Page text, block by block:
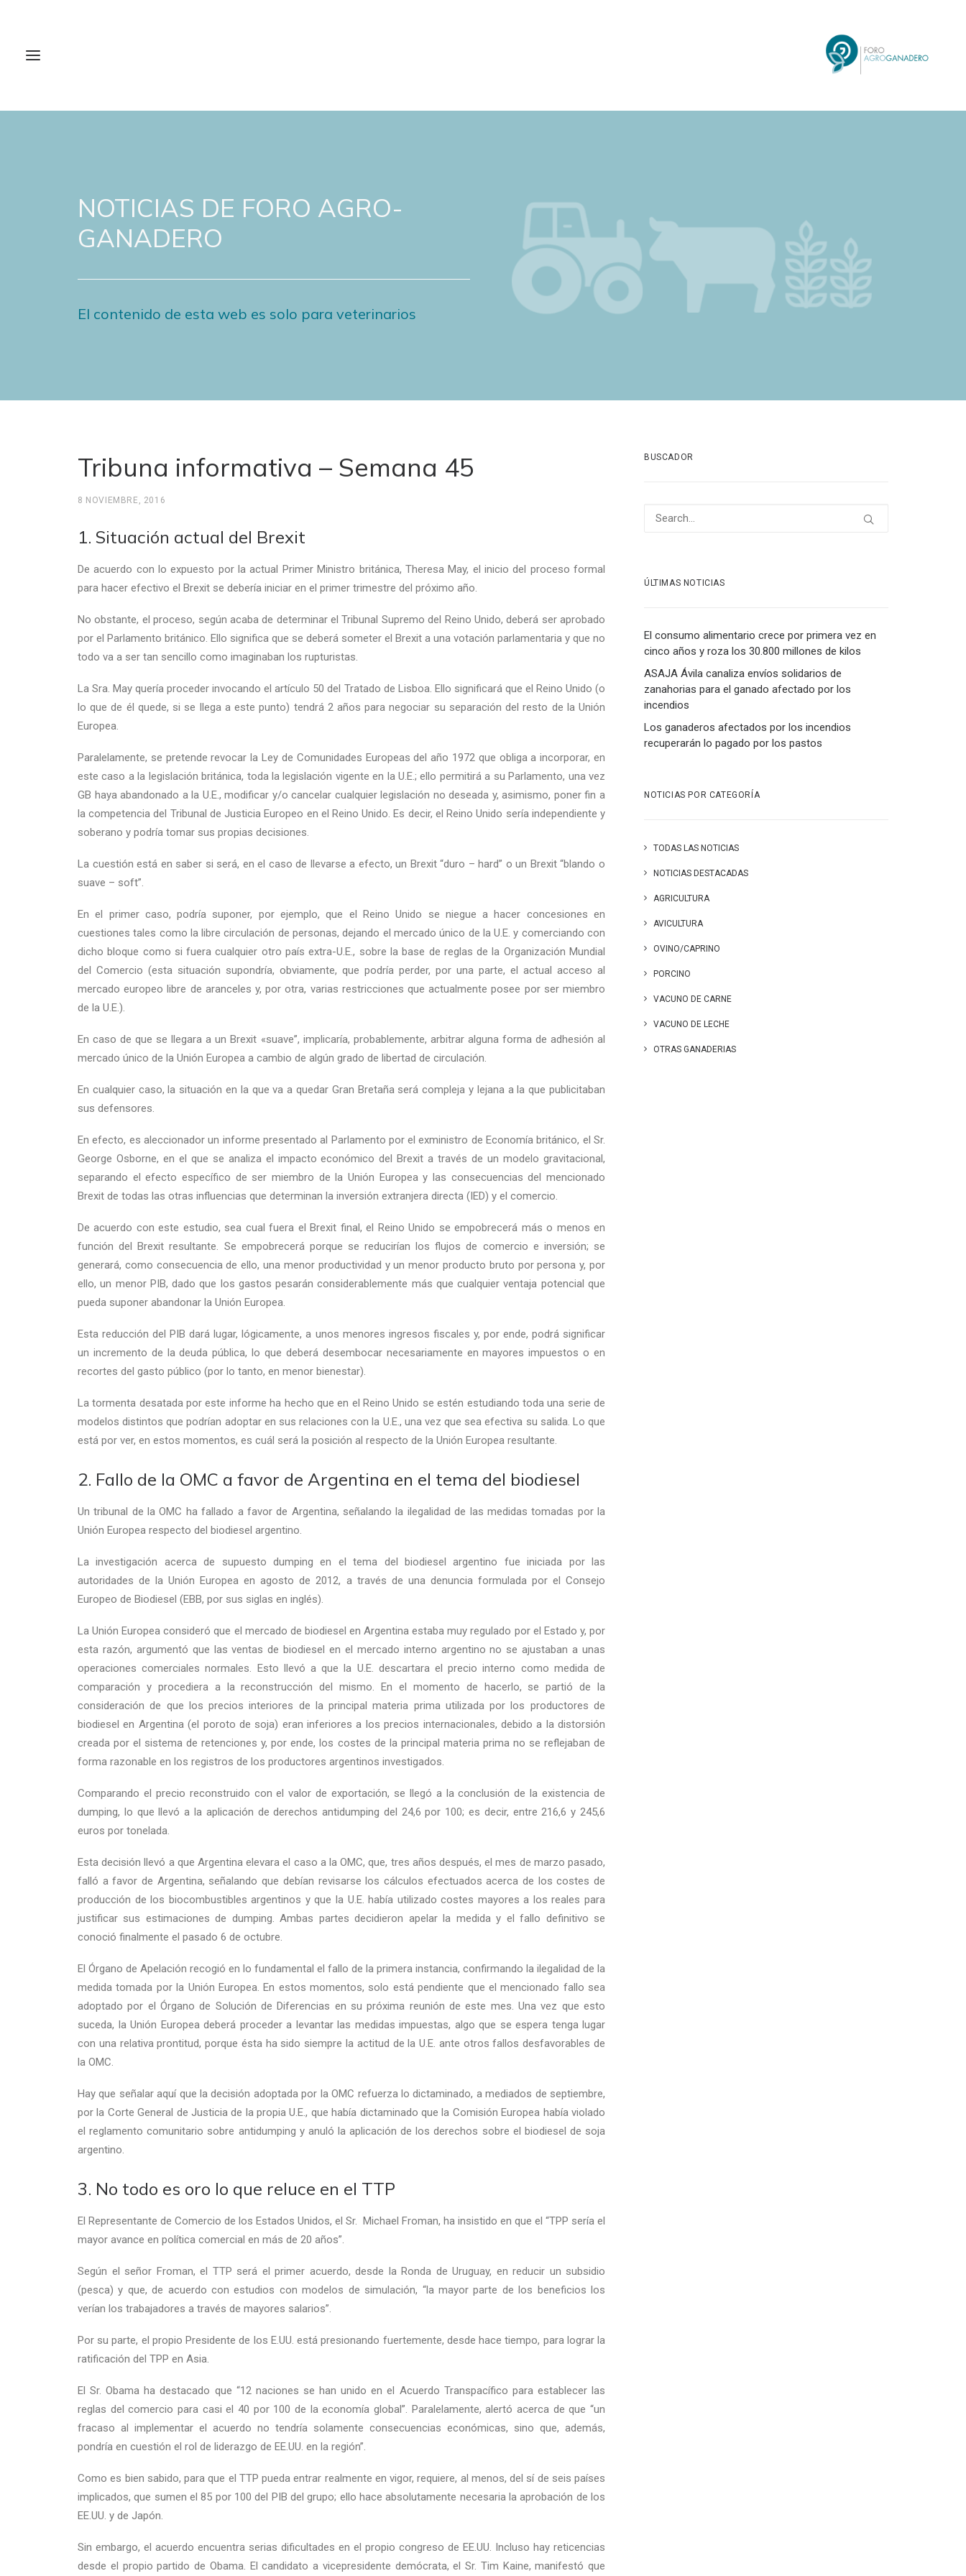
NOTICIAS DE FORO AGRO-
GANADERO
El contenido de esta web es solo para veterinarios
Tribuna informativa – Semana 45
8 NOVIEMBRE, 2016
1. Situación actual del Brexit
De acuerdo con lo expuesto por la actual Primer Ministro británica, Theresa May, el inicio del proceso formal
para hacer efectivo el Brexit se debería iniciar en el primer trimestre del próximo año.
No obstante, el proceso, según acaba de determinar el Tribunal Supremo del Reino Unido, deberá ser aprobado
por el Parlamento británico. Ello significa que se deberá someter el Brexit a una votación parlamentaria y que no
todo va a ser tan sencillo como imaginaban los rupturistas.
La Sra. May quería proceder invocando el artículo 50 del Tratado de Lisboa. Ello significará que el Reino Unido (o
lo que de él quede, si se llega a este punto) tendrá 2 años para negociar su separación del resto de la Unión
Europea.
Paralelamente, se pretende revocar la Ley de Comunidades Europeas del año 1972 que obliga a incorporar, en
este caso a la legislación británica, toda la legislación vigente en la U.E.; ello permitirá a su Parlamento, una vez
GB haya abandonado a la U.E., modificar y/o cancelar cualquier legislación no deseada y, asimismo, poner fin a
la competencia del Tribunal de Justicia Europeo en el Reino Unido. Es decir, el Reino Unido sería independiente y
soberano y podría tomar sus propias decisiones.
La cuestión está en saber si será, en el caso de llevarse a efecto, un Brexit “duro – hard” o un Brexit “blando o
suave – soft”.
En el primer caso, podría suponer, por ejemplo, que el Reino Unido se niegue a hacer concesiones en
cuestiones tales como la libre circulación de personas, dejando el mercado único de la U.E. y comerciando con
dicho bloque como si fuera cualquier otro país extra-U.E., sobre la base de reglas de la Organización Mundial
del Comercio (esta situación supondría, obviamente, que podría perder, por una parte, el actual acceso al
mercado europeo libre de aranceles y, por otra, varias restricciones que actualmente posee por ser miembro
de la U.E.).
En caso de que se llegara a un Brexit «suave”, implicaría, probablemente, arbitrar alguna forma de adhesión al
mercado único de la Unión Europea a cambio de algún grado de libertad de circulación.
En cualquier caso, la situación en la que va a quedar Gran Bretaña será compleja y lejana a la que publicitaban
sus defensores.
En efecto, es aleccionador un informe presentado al Parlamento por el exministro de Economía británico, el Sr.
George Osborne, en el que se analiza el impacto económico del Brexit a través de un modelo gravitacional,
separando el efecto específico de ser miembro de la Unión Europea y las consecuencias del mencionado
Brexit de todas las otras influencias que determinan la inversión extranjera directa (IED) y el comercio.
De acuerdo con este estudio, sea cual fuera el Brexit final, el Reino Unido se empobrecerá más o menos en
función del Brexit resultante. Se empobrecerá porque se reducirían los flujos de comercio e inversión; se
generará, como consecuencia de ello, una menor productividad y un menor producto bruto por persona y, por
ello, un menor PIB, dado que los gastos pesarán considerablemente más que cualquier ventaja potencial que
pueda suponer abandonar la Unión Europea.
Esta reducción del PIB dará lugar, lógicamente, a unos menores ingresos fiscales y, por ende, podrá significar
un incremento de la deuda pública, lo que deberá desembocar necesariamente en mayores impuestos o en
recortes del gasto público (por lo tanto, en menor bienestar).
La tormenta desatada por este informe ha hecho que en el Reino Unido se estén estudiando toda una serie de
modelos distintos que podrían adoptar en sus relaciones con la U.E., una vez que sea efectiva su salida. Lo que
está por ver, en estos momentos, es cuál será la posición al respecto de la Unión Europea resultante.
2. Fallo de la OMC a favor de Argentina en el tema del biodiesel
Un tribunal de la OMC ha fallado a favor de Argentina, señalando la ilegalidad de las medidas tomadas por la
Unión Europea respecto del biodiesel argentino.
La investigación acerca de supuesto dumping en el tema del biodiesel argentino fue iniciada por las
autoridades de la Unión Europea en agosto de 2012, a través de una denuncia formulada por el Consejo
Europeo de Biodiesel (EBB, por sus siglas en inglés).
La Unión Europea consideró que el mercado de biodiesel en Argentina estaba muy regulado por el Estado y, por
esta razón, argumentó que las ventas de biodiesel en el mercado interno argentino no se ajustaban a unas
operaciones comerciales normales. Esto llevó a que la U.E. descartara el precio interno como medida de
comparación y procediera a la reconstrucción del mismo. En el momento de hacerlo, se partió de la
consideración de que los precios interiores de la principal materia prima utilizada por los productores de
biodiesel en Argentina (el poroto de soja) eran inferiores a los precios internacionales, debido a la distorsión
creada por el sistema de retenciones y, por ende, los costes de la principal materia prima no se reflejaban de
forma razonable en los registros de los productores argentinos investigados.
Comparando el precio reconstruido con el valor de exportación, se llegó a la conclusión de la existencia de
dumping, lo que llevó a la aplicación de derechos antidumping del 24,6 por 100; es decir, entre 216,6 y 245,6
euros por tonelada.
Esta decisión llevó a que Argentina elevara el caso a la OMC, que, tres años después, el mes de marzo pasado,
falló a favor de Argentina, señalando que debían revisarse los cálculos efectuados acerca de los costes de
producción de los biocombustibles argentinos y que la U.E. había utilizado costes mayores a los reales para
justificar sus estimaciones de dumping. Ambas partes decidieron apelar la medida y el fallo definitivo se
conoció finalmente el pasado 6 de octubre.
El Órgano de Apelación recogió en lo fundamental el fallo de la primera instancia, confirmando la ilegalidad de la
medida tomada por la Unión Europea. En estos momentos, solo está pendiente que el mencionado fallo sea
adoptado por el Órgano de Solución de Diferencias en su próxima reunión de este mes. Una vez que esto
suceda, la Unión Europea deberá proceder a levantar las medidas impuestas, algo que se espera tenga lugar
con una relativa prontitud, porque ésta ha sido siempre la actitud de la U.E. ante otros fallos desfavorables de
la OMC.
Hay que señalar aquí que la decisión adoptada por la OMC refuerza lo dictaminado, a mediados de septiembre,
por la Corte General de Justicia de la propia U.E., que había dictaminado que la Comisión Europea había violado
el reglamento comunitario sobre antidumping y anuló la aplicación de los derechos sobre el biodiesel de soja
argentino.
3. No todo es oro lo que reluce en el TTP
El Representante de Comercio de los Estados Unidos, el Sr. Michael Froman, ha insistido en que el “TPP sería el
mayor avance en política comercial en más de 20 años”.
Según el señor Froman, el TTP será el primer acuerdo, desde la Ronda de Uruguay, en reducir un subsidio
(pesca) y que, de acuerdo con estudios con modelos de simulación, “la mayor parte de los beneficios los
verían los trabajadores a través de mayores salarios”.
Por su parte, el propio Presidente de los E.UU. está presionando fuertemente, desde hace tiempo, para lograr la
ratificación del TPP en Asia.
El Sr. Obama ha destacado que “12 naciones se han unido en el Acuerdo Transpacífico para establecer las
reglas del comercio para casi el 40 por 100 de la economía global”. Paralelamente, alertó acerca de que “un
fracaso al implementar el acuerdo no tendría solamente consecuencias económicas, sino que, además,
pondría en cuestión el rol de liderazgo de EE.UU. en la región”.
Como es bien sabido, para que el TTP pueda entrar realmente en vigor, requiere, al menos, del sí de seis países
implicados, que sumen el 85 por 100 del PIB del grupo; ello hace absolutamente necesaria la aprobación de los
EE.UU. y de Japón.
Sin embargo, el acuerdo encuentra serias dificultades en el propio congreso de EE.UU. Incluso hay reticencias
desde el propio partido de Obama. El candidato a vicepresidente demócrata, el Sr. Tim Kaine, manifestó que
BUSCADOR
ÚLTIMAS NOTICIAS
El consumo alimentario crece por primera vez en
cinco años y roza los 30.800 millones de kilos
ASAJA Ávila canaliza envíos solidarios de
zanahorias para el ganado afectado por los
incendios
Los ganaderos afectados por los incendios
recuperarán lo pagado por los pastos
NOTICIAS POR CATEGORÍA
TODAS LAS NOTICIAS
NOTICIAS DESTACADAS
AGRICULTURA
AVICULTURA
OVINO/CAPRINO
PORCINO
VACUNO DE CARNE
VACUNO DE LECHE
OTRAS GANADERIAS